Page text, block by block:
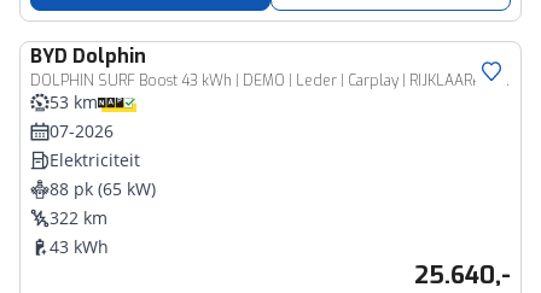
BYD Dolphin
DOLPHIN SURF Boost 43 kWh | DEMO | Leder | Carplay | RIJKLAARPRIJS!
53 km
07-2026
Elektriciteit
88 pk (65 kW)
322 km
43 kWh
25.640,-